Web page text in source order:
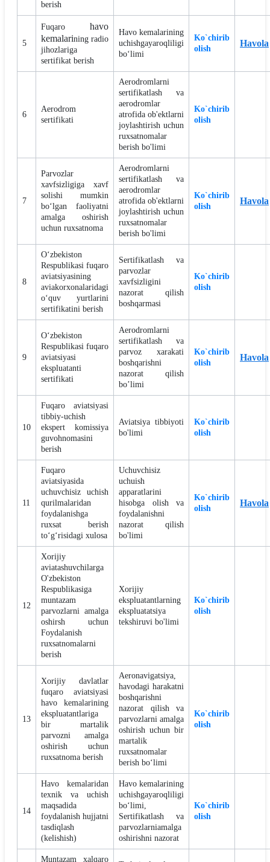
berish
5
Fuqaro havo
kemalarining radio
jihozlariga
sertifikat berish
Havo kemalarining
uchishgayaroqliligi
bo‘limi
Ko`chirib
olish
Havola
6
Aerodrom
sertifikati
Aerodromlarni
sertifikatlash va
aerodromlar
atrofida ob'ektlarni
joylashtirish uchun
ruxsatnomalar
berish bo'limi
Ko`chirib
olish
7
Parvozlar
xavfsizligiga xavf
solishi mumkin
boʻlgan faoliyatni
amalga oshirish
uchun ruxsatnoma
Aerodromlarni
sertifikatlash va
aerodromlar
atrofida ob'ektlarni
joylashtirish uchun
ruxsatnomalar
berish bo'limi
Ko`chirib
olish
Havola
8
O‘zbekiston
Respublikasi fuqaro
aviatsiyasining
aviakorxonalaridagi
o‘quv yurtlarini
sertifikatini berish
Sertifikatlash va
parvozlar
xavfsizligini
nazorat qilish
boshqarmasi
Ko`chirib
olish
9
O‘zbekiston
Respublikasi fuqaro
aviatsiyasi
ekspluatanti
sertifikati
Aerodromlarni
sertifikatlash va
parvoz xarakati
boshqarishni
nazorat qilish
bo’limi
Ko`chirib
olish
Havola
10
Fuqaro aviatsiyasi
tibbiy-uchish
ekspert komissiya
guvohnomasini
berish
Aviatsiya tibbiyoti
bo'limi
Ko`chirib
olish
11
Fuqaro
aviatsiyasida
uchuvchisiz uchish
qurilmalaridan
foydalanishga
ruxsat berish
toʻgʻrisidagi xulosa
Uchuvchisiz
uchuish
apparatlarini
hisobga olish va
foydalanishni
nazorat qilish
bo'limi
Ko`chirib
olish
Havola
12
Xorijiy
aviatashuvchilarga
O'zbekiston
Respublikasiga
muntazam
parvozlarni amalga
oshirsh uchun
Foydalanish
ruxsatnomalarni
berish
Xorijiy
ekspluatantlarning
ekspluatatsiya
tekshiruvi bo'limi
Ko`chirib
olish
13
Xorijiy davlatlar
fuqaro aviatsiyasi
havo kemalarining
ekspluatantlariga
bir martalik
parvozni amalga
oshirish uchun
ruxsatnoma berish
Aeronavigatsiya,
havodagi harakatni
boshqarishni
nazorat qilish va
parvozlarni amalga
oshirish uchun bir
martalik
ruxsatnomalar
berish bo‘limi
Ko`chirib
olish
14
Havo kemalaridan
texnik va uchish
maqsadida
foydalanish hujjatni
tasdiqlash
(kelishish)
Havo kemalarining
uchishgayaroqliligi
bo‘limi,
Sertifikatlash va
parvozlarniamalga
oshirishni nazorat
Ko`chirib
olish
Muntazam xalqaro